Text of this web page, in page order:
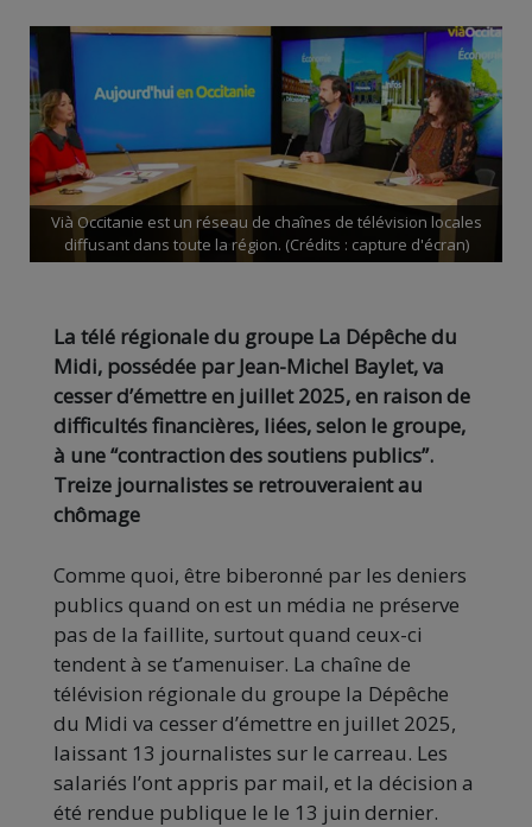
Vià Occitanie est un réseau de chaînes de télévision locales
diffusant dans toute la région. (Crédits : capture d'écran)
La télé régionale du groupe La Dépêche du
Midi, possédée par Jean-Michel Baylet, va
cesser d’émettre en juillet 2025, en raison de
difficultés financières, liées, selon le groupe,
à une “contraction des soutiens publics”.
Treize journalistes se retrouveraient au
chômage
Comme quoi, être biberonné par les deniers
publics quand on est un média ne préserve
pas de la faillite, surtout quand ceux-ci
tendent à se t’amenuiser. La chaîne de
télévision régionale du groupe la Dépêche
du Midi va cesser d’émettre en juillet 2025,
laissant 13 journalistes sur le carreau. Les
salariés l’ont appris par mail, et la décision a
été rendue publique le le 13 juin dernier.